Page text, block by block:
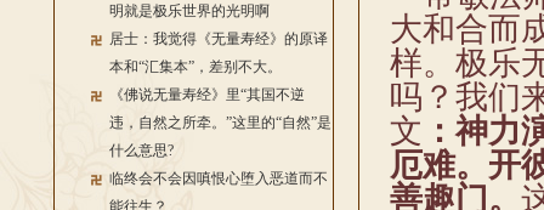
明就是极乐世界的光明啊
居士：我觉得《无量寿经》的原译
本和“汇集本”，差别不大。
《佛说无量寿经》里“其国不逆
违，自然之所牵。”这里的“自然”是
什么意思?
临终会不会因嗔恨心堕入恶道而不
能往生？
大和合而
样。极乐
吗？我们
文 ：神力
厄难。开
善趣门。